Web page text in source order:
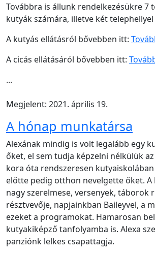
Továbbra is állunk rendelkezésükre 7
kutyák számára, illetve két
A kutyás ellátásról bővebben itt:
A cicás ellátásáról bővebben itt:
...
Megjelent: 2021. április 19.
A hónap munkatársa
Alexának mindig is volt legalább egy
őket, el sem tudja képzelni nélkülük
kora óta rendszeresen
előtte pedig otthon nevelgette őket. A
nagy szerelmese, versenyek, táborok
résztvevője, napjainkban Baileyvel, a
ezeket a programokat. Hamarosan
kutyakiképző tanfolyamba is. Alexa
panziónk lelkes csapattagja.